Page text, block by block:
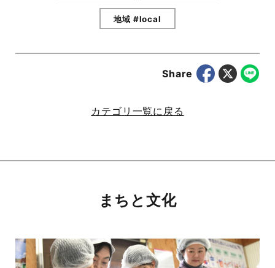
地域 #local
Share
カテゴリ一覧に戻る
まちと文化